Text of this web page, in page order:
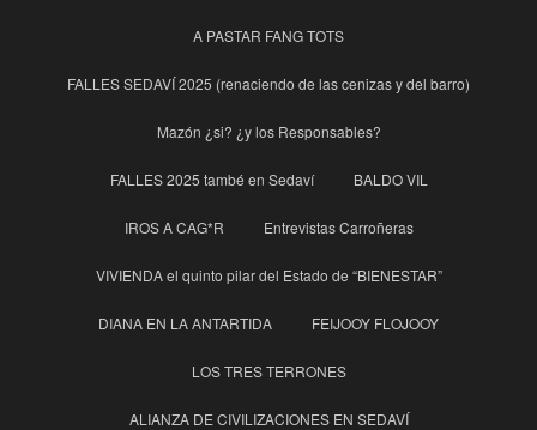
A PASTAR FANG TOTS
FALLES SEDAVÍ 2025 (renaciendo de las cenizas y del barro)
Mazón ¿si? ¿y los Responsables?
FALLES 2025 també en Sedaví BALDO VIL
IROS A CAG*R Entrevistas Carroñeras
VIVIENDA el quinto pilar del Estado de “BIENESTAR”
DIANA EN LA ANTARTIDA FEIJOOY FLOJOOY
LOS TRES TERRONES
ALIANZA DE CIVILIZACIONES EN SEDAVÍ